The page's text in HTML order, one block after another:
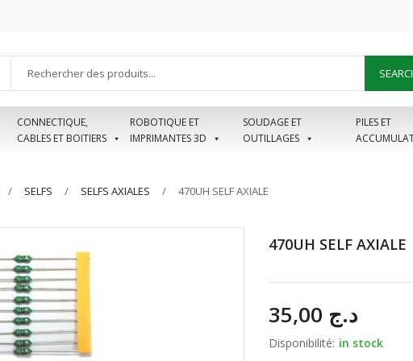
CONNECTIQUE,
CABLES ET BOITIERS
ROBOTIQUE ET
IMPRIMANTES 3D
SOUDAGE ET
OUTILLAGES
PILES ET
SELFS SELFS AXIALES 470UH SELF AXIALE
470UH SELF AXIALE
د.ج
Disponibilité: in stock